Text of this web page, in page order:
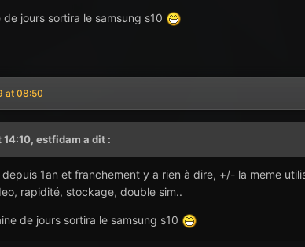
jours sortira le samsung s10
at 08:50
14:10, estfidam a dit :
1an et franchement y a rien à dire, +/- la meme
rapidité, stockage, double sim..
de jours sortira le samsung s10